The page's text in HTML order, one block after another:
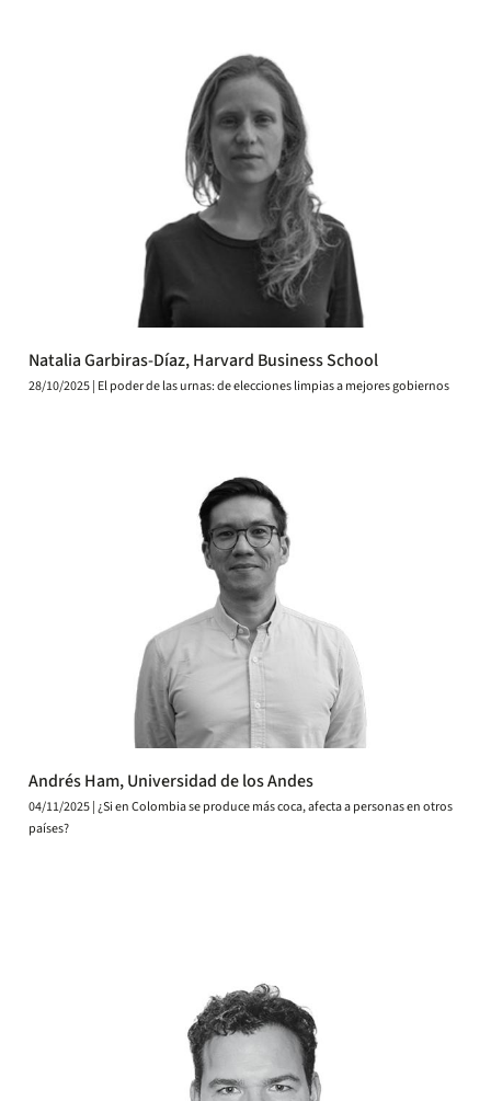
Natalia Garbiras-Díaz, Harvard Business School
28/10/2025 | El poder de las urnas: de elecciones limpias a mejores gobiernos
Andrés Ham, Universidad de los Andes
04/11/2025 | ¿Si en Colombia se produce más coca, afecta a personas en otros
países?